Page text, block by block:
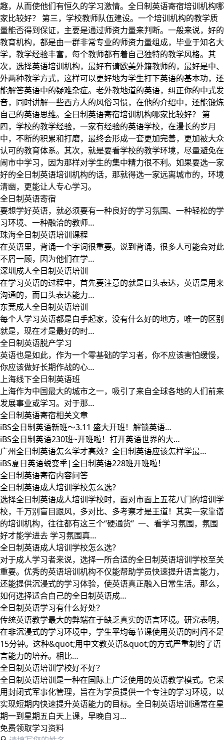
趣，从而使他们有恒久的学习激情。全日制英语寄宿培训机构哪
家比较好？ 第三，学校教师队伍建设。一个培训机构的教学质
量能否得到保证，主要是通过师资力量来判断。一般来说，好的
教育机构，都是由一群非常专业的师资力量组成，毕业于知名大
学，教学经验丰富，每个教师都有着自己独特的教学风格。其
次，选择英语培训机构，最好有请欧美外籍教师的，最好是中、
外两种教学方式，这样可以更好地为学生打下英语的基本功，还
能解答英语中的疑难杂症。老外教地道的英语，纠正你的中式发
音，同时讲解一些西方人的风俗习惯，在他的介绍中，还能锻炼
自己的英语思维。全日制英语寄宿培训机构哪家比较好？ 第
四，学校的教学经验，一家有经验的英语学校，在漫长的岁月
中，不断的积累和打磨，最终会形成一套更加完善，更加被大众
认可的教育体系。其次，就是要看学校的教学环境，尽量避免在
闹市中学习，因为那样对学生的集中精力很不利。如果要选一家
好的全日制英语培训机构的话，那就得选一家远离城市的，环境
清幽，更能让人专心学习。
全日制英语寄宿
要想学好英语，就必须要有一种良好的学习氛围、一种轻松的学
习环境、一种融洽的教师…
珠海全日制英语培训课程
在英语里，背诵一个字词很重要。说到背诵，很多人可能会对此
不屑一顾，因为他们在学…
深圳成人全日制英语培训
在学习英语的过程中，首先要注意的就是口头表达，英语是用来
沟通的，而口头表达能力…
东莞成人全日制英语培训
每个人学习英语都是白手起家，没有什么好的地方，唯一的区别
就是，现在才是最好的时…
全日制英语脱产学习
英语也是如此，作为一个零基础的学习者，你不应该害怕缓慢，
你应该做好长期作战的心…
上海线下全日制英语班
上海作为中国最大的城市之一，吸引了来自全球各地的人们前来
发展事业或学习。对于那…
全日制英语寄宿相关文章
iBS全日制英语新班～3.11 盛大开班！解锁英语…
iBS全日制英语230班~开班啦！打开英语世界的大…
广州全日制英语怎么学才高效？全日制英语应该怎样学最…
iBS夏日英语蜕变季|全日制英语228班开班啦！
全日制英语寄宿内容问答
全日制英语成人培训学校怎么选？
选择全日制英语成人培训学校时，面对市面上五花八门的培训学
校，千万别盲目跟风，多对比、多考察才是王道！其实一家靠谱
的培训机构，往往都有这三个“硬通货” 一、看学习氛围，氛围
好才能学进去 学习氛围真…
全日制英语成人培训学校怎么选？
对于成人学习者来说，选择一所合适的全日制英语培训学校至关
重要。优秀的英语培训机构不仅能帮助学员快速提升语言能力，
还能提供沉浸式的学习体验，使英语真正融入日常生活。那么，
如何选择适合自己的全日制英语成…
全日制英语学习有什么好处？
传统英语教学最大的弊端在于缺乏真实的语言环境。研究表明，
在非沉浸式的学习环境中，学生平均每节课使用英语的时间不足
15分钟。这种&quot;用中文教英语&quot;的方式严重制约了语
言能力的培养。相比…
全日制英语培训学校好不好？
全日制英语培训是一种在国际上广泛使用的英语教学模式。它采
用封闭式军事化管理，旨在为学员提供一个专注的学习环境，以
实现短期内快速提升英语能力的目标。全日制英语培训通常在星
期一到星期五白天上课，早晚自习…
免费领取学习资料